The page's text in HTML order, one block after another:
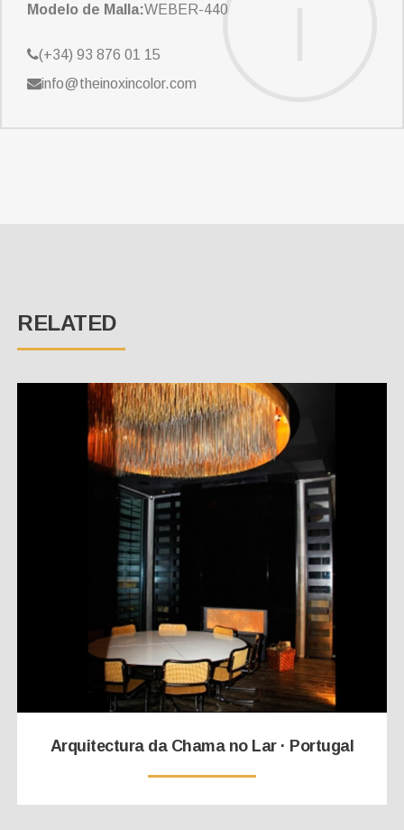
Modelo de Malla:WEBER-440
(+34) 93 876 01 15
info@theinoxincolor.com
RELATED
Arquitectura da Chama no Lar · Portugal